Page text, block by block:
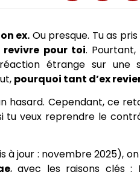
ex. Ou presque. Tu as
revivre pour toi.
étrange sur une
pourquoi tant d’ex
hasard. Cependant, ce
tu veux reprendre le
à jour : novembre 2025),
, avec les raisons clés :